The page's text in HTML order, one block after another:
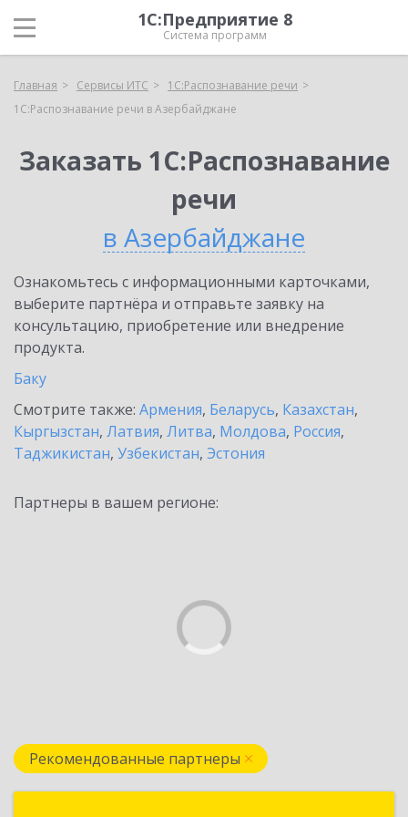
1С:Предприятие 8
Система программ
Главная Сервисы ИТС
1С:Распознавание речи
1С:Распознавание речи в Азербайджане
Заказать 1С:Распознавание
речи
в Азербайджане
Ознакомьтесь с информационными карточками,
выберите партнёра и отправьте заявку на
консультацию, приобретение или внедрение
продукта.
Баку
Смотрите также: Армения, Беларусь, Казахстан,
Кыргызстан, Латвия, Литва, Молдова, Россия,
Таджикистан, Узбекистан, Эстония
Партнеры в вашем регионе:
Рекомендованные партнеры